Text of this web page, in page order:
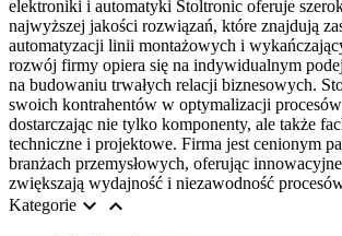
elektroniki i automatyki Stoltronic oferuje
najwyższej jakości rozwiązań, które znajdują
automatyzacji linii montażowych i
rozwój firmy opiera się na indywidualnym
na budowaniu trwałych relacji biznesowych.
swoich kontrahentów w optymalizacji
dostarczając nie tylko komponenty, ale także
techniczne i projektowe. Firma jest cenionym
branżach przemysłowych, oferując
zwiększają wydajność i niezawodność
Kategorie  